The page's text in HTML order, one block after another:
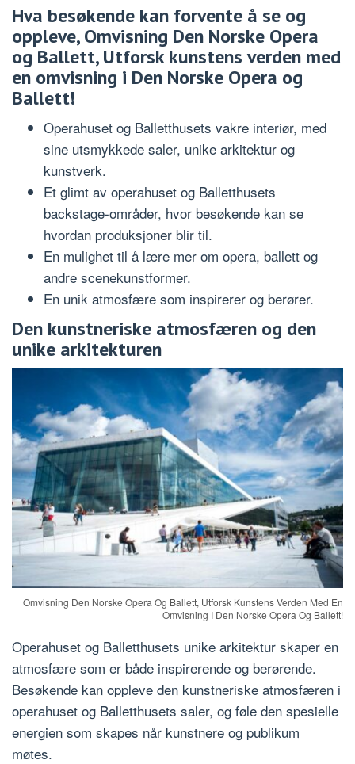
Hva besøkende kan forvente å se og
oppleve, Omvisning Den Norske Opera
og Ballett, Utforsk kunstens verden med
en omvisning i Den Norske Opera og
Ballett!
Operahuset og Balletthusets vakre interiør, med
sine utsmykkede saler, unike arkitektur og
kunstverk.
Et glimt av operahuset og Balletthusets
backstage-områder, hvor besøkende kan se
hvordan produksjoner blir til.
En mulighet til å lære mer om opera, ballett og
andre scenekunstformer.
En unik atmosfære som inspirerer og berører.
Den kunstneriske atmosfæren og den
unike arkitekturen
Omvisning Den Norske Opera Og Ballett, Utforsk Kunstens Verden Med En
Omvisning I Den Norske Opera Og Ballett!
Operahuset og Balletthusets unike arkitektur skaper en
atmosfære som er både inspirerende og berørende.
Besøkende kan oppleve den kunstneriske atmosfæren i
operahuset og Balletthusets saler, og føle den spesielle
energien som skapes når kunstnere og publikum
møtes.